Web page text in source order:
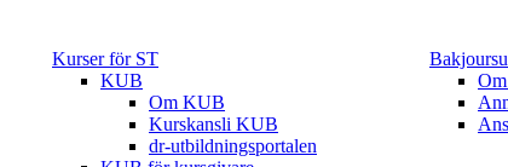
Kurser för ST
KUB
Om KUB
Kurskansli KUB
dr-utbildningsportalen